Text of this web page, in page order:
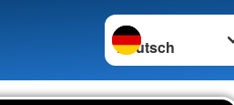
Sprache wechseln zu